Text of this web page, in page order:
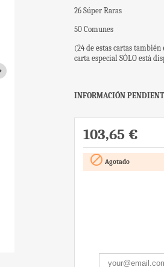
26 Súper Raras
50 Comunes
(24 de estas cartas también
carta especial SÓLO está
INFORMACIÓN
103,65 €
 Agotado